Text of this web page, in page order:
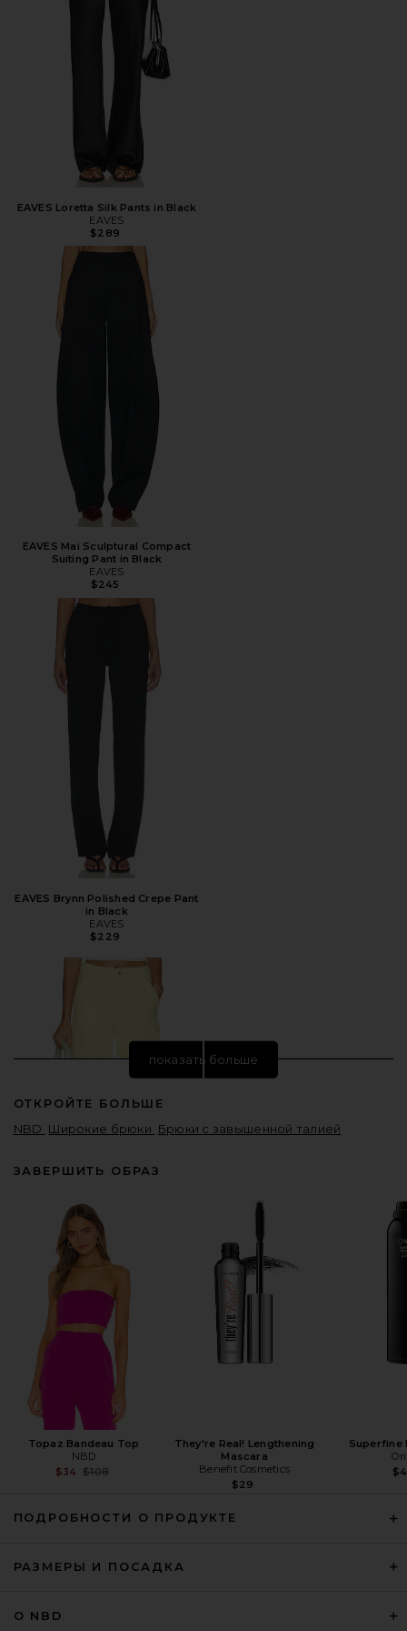
EAVES Loretta Silk Pants in Black
EAVES
$289
EAVES Mai Sculptural Compact
Suiting Pant in Black
EAVES
$245
EAVES Brynn Polished Crepe Pant
in Black
EAVES
$229
FRAME The Bow Cargo Jean in
Lemon
$348
Jeans in Beet Cord
показать больше
ОТКРОЙТЕ БОЛЬШЕ
NBD Широкие брюки Брюки с завышенной талией
ЗАВЕРШИТЬ ОБРАЗ
Topaz Bandeau Top
NBD
$34 Previous price:
$108
They're Real! Lengthening
Mascara
Benefit Cosmetics
$29
Superfine
ПОДРОБНОСТИ О ПРОДУКТЕ
РАЗМЕРЫ И ПОСАДКА
О NBD